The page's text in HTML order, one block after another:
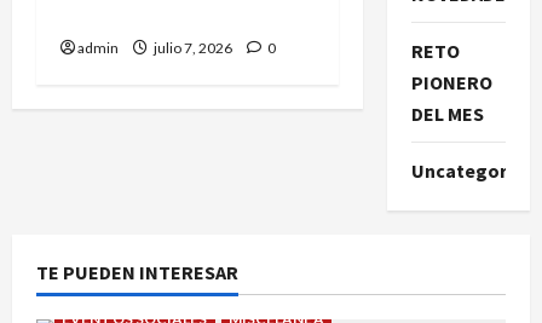
admin julio 7, 2026 0
RETO
PIONERO
DEL MES
Uncategorized
TE PUEDEN INTERESAR
EVENTOS SOCIALES MISCELÁNEA